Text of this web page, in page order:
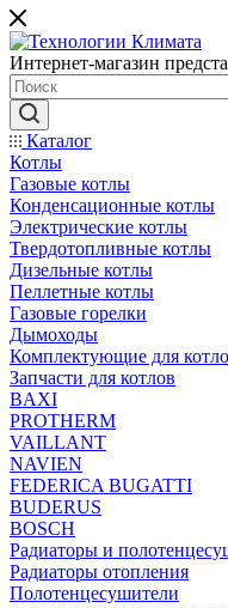
Интернет-магазин
Каталог
Котлы
Газовые котлы
Конденсационные котлы
Электрические котлы
Твердотопливные котлы
Дизельные котлы
Пеллетные котлы
Газовые горелки
Дымоходы
Комплектующие для
Запчасти для котлов
BAXI
PROTHERM
VAILLANT
NAVIEN
FEDERICA BUGATTI
BUDERUS
BOSCH
Радиаторы и
Радиаторы отопления
Полотенцесушители